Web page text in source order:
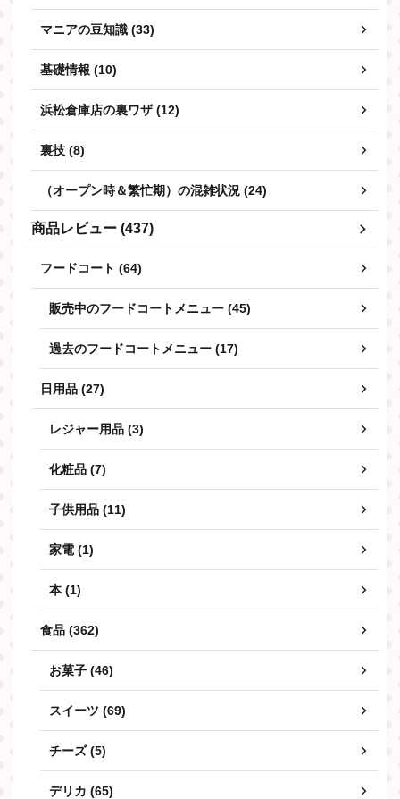
マニアの豆知識 (33)
基礎情報 (10)
浜松倉庫店の裏ワザ (12)
裏技 (8)
（オープン時＆繁忙期）の混雑状況 (24)
商品レビュー (437)
フードコート (64)
販売中のフードコートメニュー (45)
過去のフードコートメニュー (17)
日用品 (27)
レジャー用品 (3)
化粧品 (7)
子供用品 (11)
家電 (1)
本 (1)
食品 (362)
お菓子 (46)
スイーツ (69)
チーズ (5)
デリカ (65)